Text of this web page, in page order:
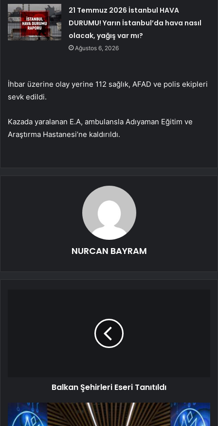
21 Temmuz 2026 İstanbul HAVA
DURUMU! Yarın İstanbul’da hava nasıl
olacak, yağış var mı?
Ağustos 6, 2026
İhbar üzerine olay yerine 112 sağlık, AFAD ve polis ekipleri
sevk edildi.
Kazada yaralanan E.A, ambulansla Adıyaman Eğitim ve
Araştırma Hastanesi’ne kaldırıldı.
NURCAN BAYRAM
Balkan Şehirleri Eseri Tanıtıldı